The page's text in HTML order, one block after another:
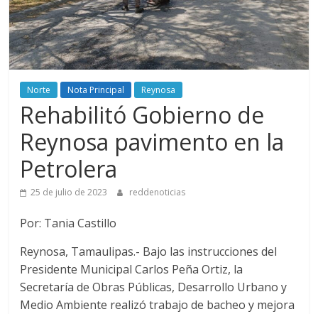
Norte Nota Principal Reynosa
Rehabilitó Gobierno de
Reynosa pavimento en la
Petrolera
25 de julio de 2023 reddenoticias
Por: Tania Castillo
Reynosa, Tamaulipas.- Bajo las instrucciones del
Presidente Municipal Carlos Peña Ortiz, la
Secretaría de Obras Públicas, Desarrollo Urbano y
Medio Ambiente realizó trabajo de bacheo y mejora